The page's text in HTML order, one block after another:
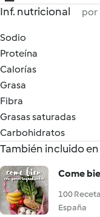
Inf. nutricional por
Sodio
Proteína
Calorías
Grasa
Fibra
Grasas saturadas
Carbohidratos
También incluido en
Come
100
España